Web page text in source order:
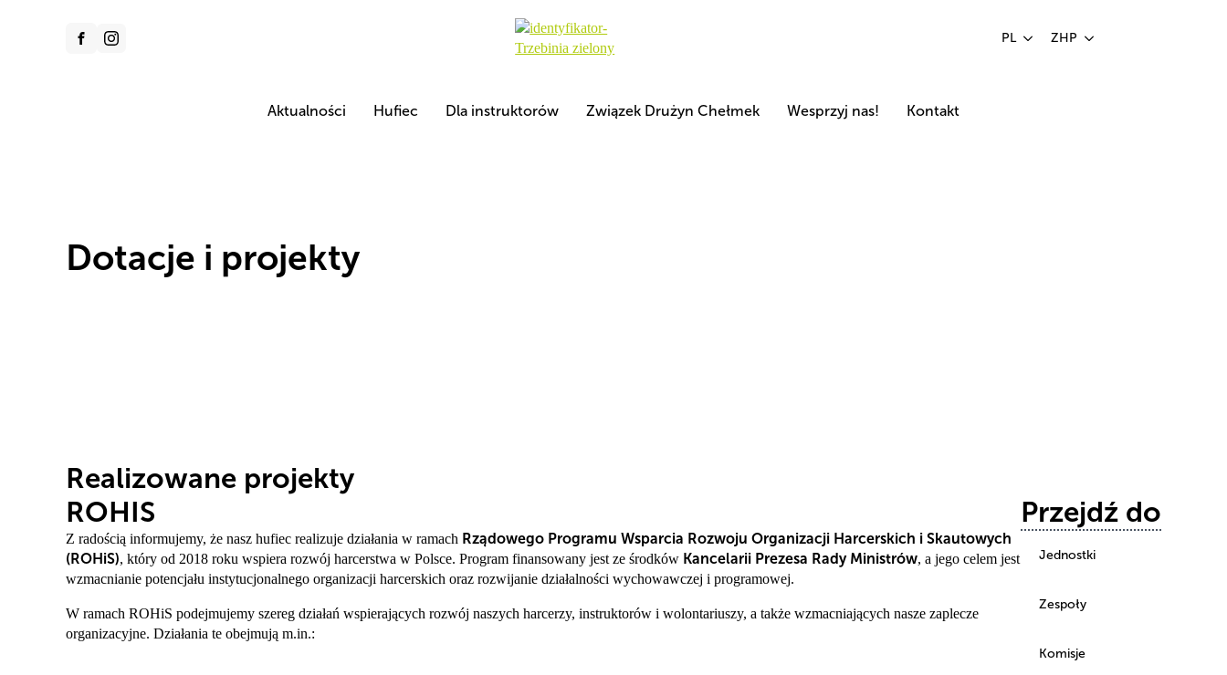
PL ZHP
Aktualności Hufiec Dla instruktorów Związek Drużyn Chełmek Wesprzyj nas! Kontakt
Dotacje i projekty
Realizowane projekty
ROHIS
Z radością informujemy, że nasz hufiec realizuje działania w ramach Rządowego Programu Wsparcia Rozwoju Organizacji Harcerskich i Skautowych
(ROHiS), który od 2018 roku wspiera rozwój harcerstwa w Polsce. Program finansowany jest ze środków Kancelarii Prezesa Rady Ministrów, a jego celem jest
wzmacnianie potencjału instytucjonalnego organizacji harcerskich oraz rozwijanie działalności wychowawczej i programowej.
W ramach ROHiS podejmujemy szereg działań wspierających rozwój naszych harcerzy, instruktorów i wolontariuszy, a także wzmacniających nasze zaplecze
organizacyjne. Działania te obejmują m.in.:
Przejdź do
Jednostki
Zespoły
Komisje